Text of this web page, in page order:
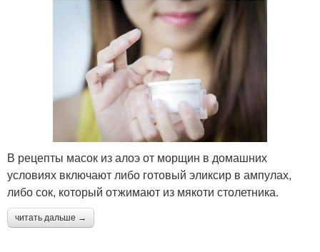
В рецепты масок из алоэ от морщин в домашних
условиях включают либо готовый эликсир в ампулах,
либо сок, который отжимают из мякоти столетника.
читать дальше →